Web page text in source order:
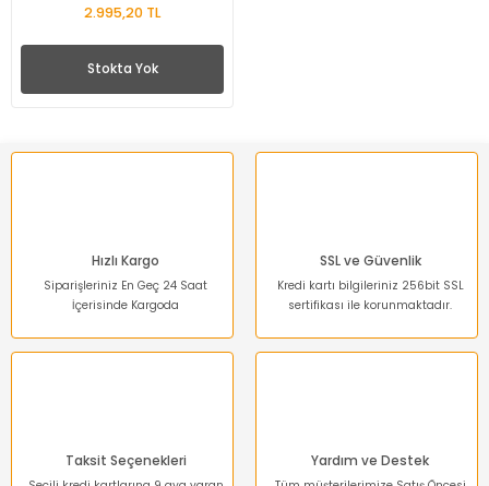
2.995,20 TL
Stokta Yok
Hızlı Kargo
Siparişleriniz En Geç 24 Saat
İçerisinde Kargoda
SSL ve Güvenlik
Kredi kartı bilgileriniz 256bit SSL
sertifikası ile korunmaktadır.
Taksit Seçenekleri Yardım ve Destek